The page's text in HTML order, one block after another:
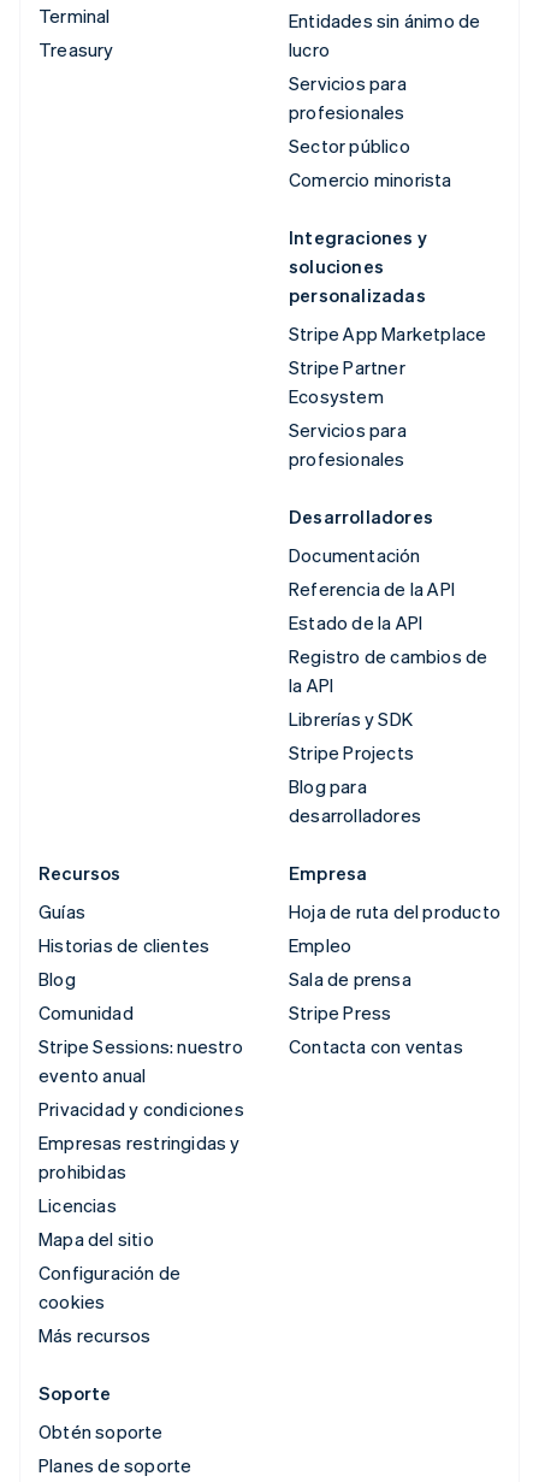
Terminal
Treasury
Entidades sin ánimo de
lucro
Servicios para
profesionales
Sector público
Comercio minorista
Integraciones y
soluciones
personalizadas
Stripe App Marketplace
Stripe Partner
Ecosystem
Servicios para
profesionales
Desarrolladores
Documentación
Referencia de la API
Estado de la API
Registro de cambios de
la API
Librerías y SDK
Stripe Projects
Blog para
desarrolladores
Recursos
Guías
Historias de clientes
Blog
Comunidad
Stripe Sessions: nuestro
evento anual
Privacidad y condiciones
Empresas restringidas y
prohibidas
Licencias
Mapa del sitio
Configuración de
cookies
Más recursos
Empresa
Hoja de ruta del producto
Empleo
Sala de prensa
Stripe Press
Contacta con ventas
Soporte
Obtén soporte
Planes de soporte